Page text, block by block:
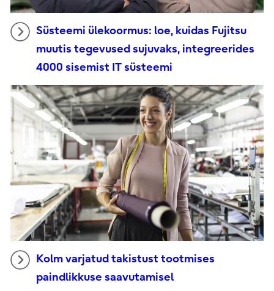
Süsteemi ülekoormus: loe, kuidas Fujitsu
muutis tegevused sujuvaks, integreerides
4000 sisemist IT süsteemi
Kolm varjatud takistust tootmises
paindlikkuse saavutamisel